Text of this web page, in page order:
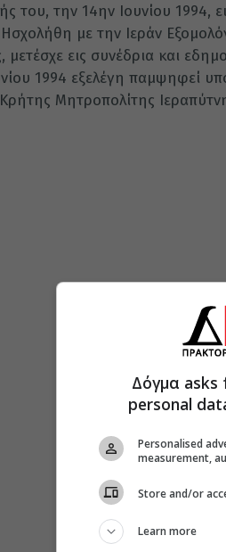
του, την 14ην Ιουνίου 1994,
Ησχολήθη με την Ιεράν
μετέσχε εις συνέδρια και
1994 εξελέγη παμψηφεί
Μητροπολίτης
Δόγμα asks
personal
Personalised
measurement,
Store and/or
Learn more